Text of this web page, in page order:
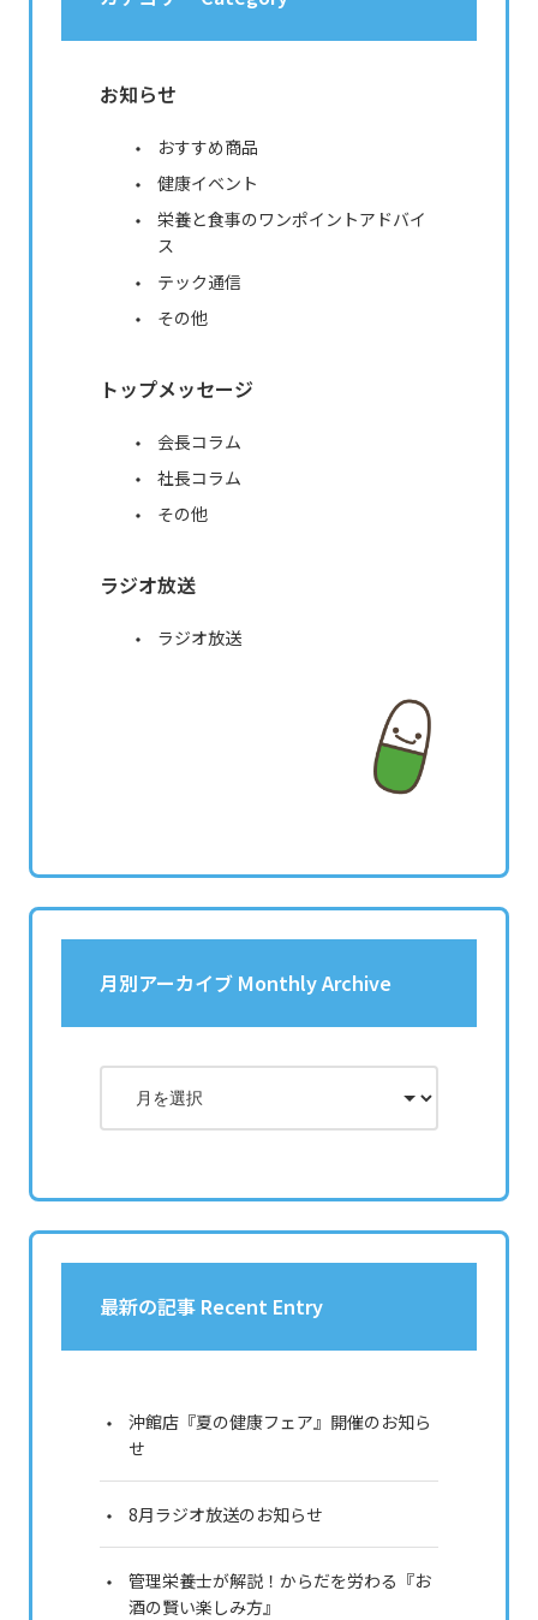
お知らせ
おすすめ商品
健康イベント
栄養と食事のワンポイントアドバイ
ス
テック通信
その他
トップメッセージ
会長コラム
社長コラム
その他
ラジオ放送
ラジオ放送
月別アーカイブ Monthly Archive
最新の記事 Recent Entry
沖館店『夏の健康フェア』開催のお知ら
せ
8月ラジオ放送のお知らせ
管理栄養士が解説！からだを労わる『お
酒の賢い楽しみ方』